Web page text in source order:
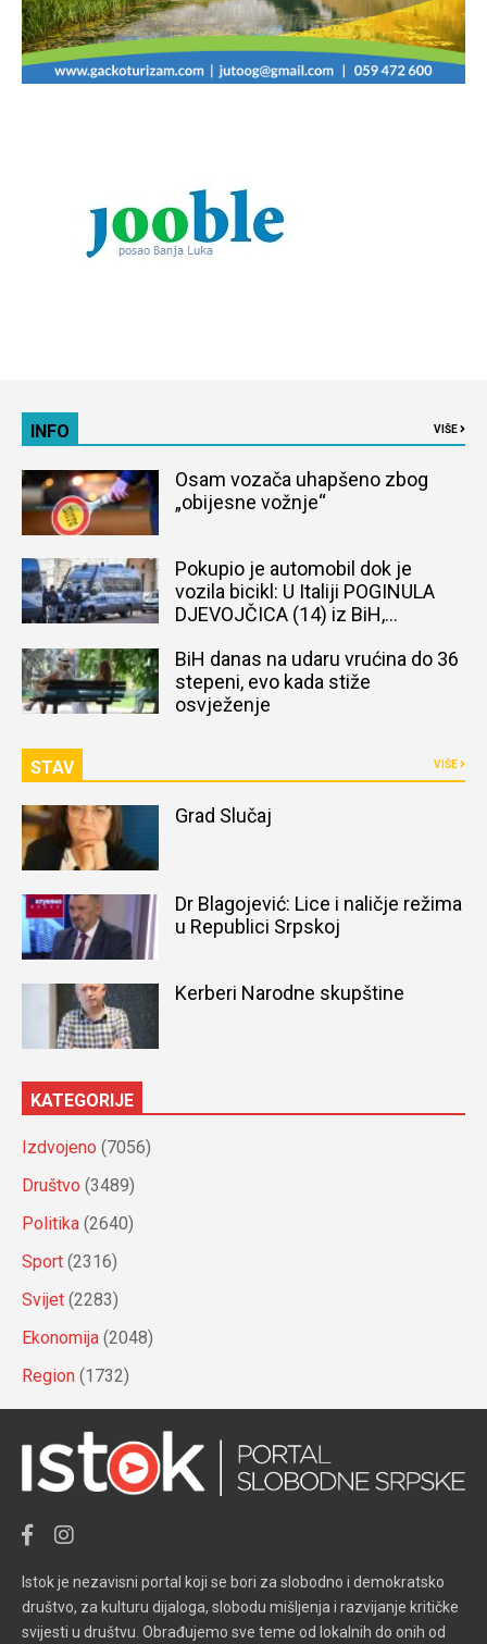
INFO VIŠE
Osam vozača uhapšeno zbog
„obijesne vožnje“
Pokupio je automobil dok je
vozila bicikl: U Italiji POGINULA
DJEVOJČICA (14) iz BiH,
BiH danas na udaru vrućina do 36
stepeni, evo kada stiže
osvježenje
STAV VIŠE
Grad Slučaj
Dr Blagojević: Lice i naličje režima
u Republici Srpskoj
Kerberi Narodne skupštine
KATEGORIJE
Izdvojeno (7056)
Društvo (3489)
Politika (2640)
Sport (2316)
Svijet (2283)
Ekonomija (2048)
Region (1732)
Istok je nezavisni portal koji se bori za slobodno i demokratsko
društvo, za kulturu dijaloga, slobodu mišljenja i razvijanje kritičke
svijesti u društvu. Obrađujemo sve teme od lokalnih do onih od